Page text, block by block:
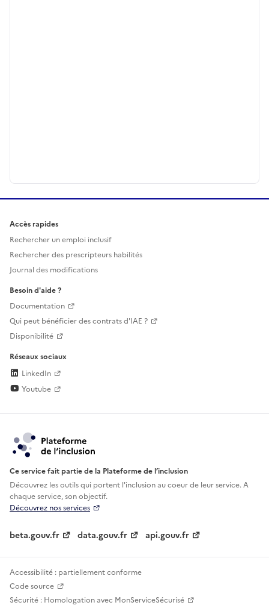
Accès rapides
Rechercher un emploi inclusif
Rechercher des prescripteurs habilités
Journal des modifications
Besoin d'aide ?
Documentation
Qui peut bénéficier des contrats d'IAE ?
Disponibilité
Réseaux sociaux
LinkedIn
Youtube
Ce service fait partie de la Plateforme de l’inclusion
Découvrez les outils qui portent l'inclusion aucoeur de leur service. A
chaque service, son objectif.
Découvrez nos services
beta.gouv.fr data.gouv.fr api.gouv.fr
Accessibilité : partiellement conforme
Code source
Sécurité : Homologation avec MonServiceSécurisé